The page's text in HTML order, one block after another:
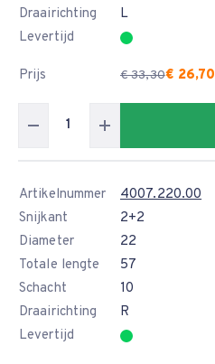
Draairichting
L
Levertijd
Prijs € 33,30€ 26,70
Artikelnummer
4007.220.00
Snijkant
2+2
Diameter
22
Totale lengte
57
Schacht
10
Draairichting
R
Levertijd